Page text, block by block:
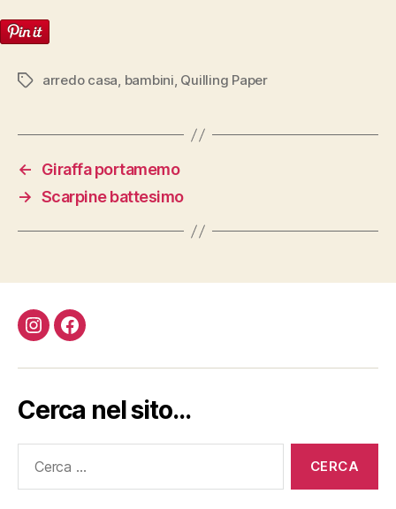
Tag arredo casa, bambini, Quilling Paper
←
Giraffa portamemo
→ Scarpine battesimo
InstagramFacebook
Cerca nel sito…